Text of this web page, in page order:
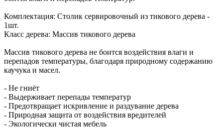
Комплектация: Столик сервировочный из тикового дерева -
1шт.
Класс дерева: Массив тикового дерева
Массив тикового дерева не боится воздействия влаги и
перепадов температуры, благодаря природному содержанию
каучука и масел.
- Не гниёт
- Выдерживает перепады температур
- Предотвращает искривление и раздувание дерева
- Природная защита от воздействия вредителей
- Экологически чистая мебель